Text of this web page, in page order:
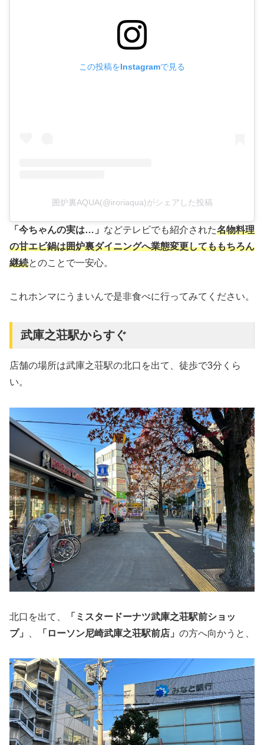
この投稿をInstagramで見る
囲炉裏AQUA(@iroriaqua)がシェアした投稿
「今ちゃんの実は…」 などテレビでも紹介された名物料理
の甘エビ鍋は囲炉裏ダイニングへ業態変更してももちろん
継続とのことで一安心。
これホンマにうまいんで是非食べに行ってみてください。
武庫之荘駅からすぐ
店舗の場所は武庫之荘駅の北口を出て、徒歩で3分くら
い。
北口を出て、
「ミスタードーナツ武庫之荘駅前ショッ
プ」
「ローソン尼崎武庫之荘駅前店」 の方へ向かうと、